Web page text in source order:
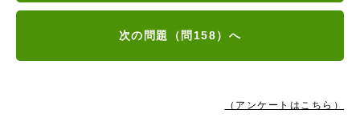
次の問題（問158）へ
（アンケートはこちら）